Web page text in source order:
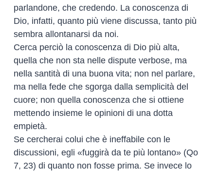
parlandone, che credendo. La conoscenza di
Dio, infatti, quanto più viene discussa, tanto più
sembra allontanarsi da noi.
Cerca perciò la conoscenza di Dio più alta,
quella che non sta nelle dispute verbose, ma
nella santità di una buona vita; non nel parlare,
ma nella fede che sgorga dalla semplicità del
cuore; non quella conoscenza che si ottiene
mettendo insieme le opinioni di una dotta
empietà.
Se cercherai colui che è ineffabile con le
discussioni, egli «fuggirà da te più lontano» (Qo
7, 23) di quanto non fosse prima. Se invece lo